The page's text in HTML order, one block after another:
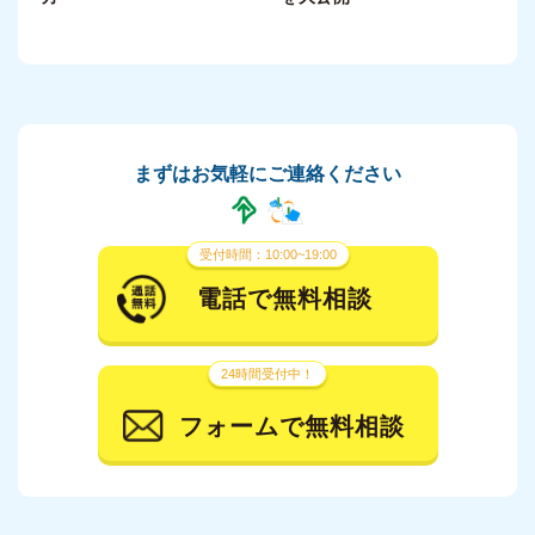
まずはお気軽にご連絡ください
受付時間：10:00~19:00
電話で無料相談
24時間受付中！
フォームで無料相談